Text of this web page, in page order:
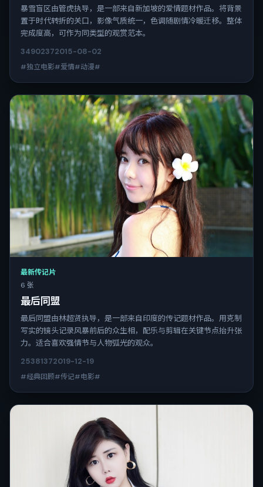
暴雪盲区由管虎执导，是一部来自新加坡的爱情题材作品。将背景
置于时代转折的关口，影像气质统一，色调随剧情冷暖迁移。整体
完成度高，可作为同类型的观赏范本。
34902372015-08-02
#独立电影#爱情#动漫#
最新传记片
6 张
最后同盟
最后同盟由林超贤执导，是一部来自印度的传记题材作品。用克制
写实的镜头记录风暴前后的众生相，配乐与剪辑在关键节点抬升张
力。适合喜欢强情节与人物弧光的观众。
25381372019-12-19
#经典回顾#传记#电影#